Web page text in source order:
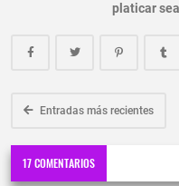
platicar
Entradas más recientes
17 COMENTARIOS